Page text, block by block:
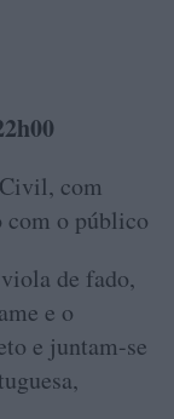
com
com o público
de fado,
e o
e juntam-se